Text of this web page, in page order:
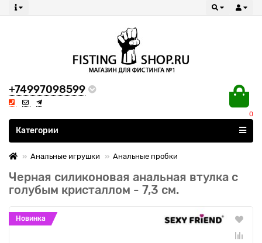
+74997098599
0
Все категории
Категории
Анальные игрушки Анальные пробки
Черная силиконовая анальная втулка с
голубым кристаллом - 7,3 см.
Новинка